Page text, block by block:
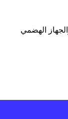
الهضمي